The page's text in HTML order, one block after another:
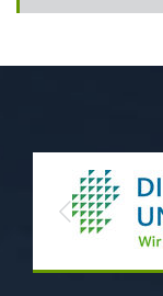
Previous